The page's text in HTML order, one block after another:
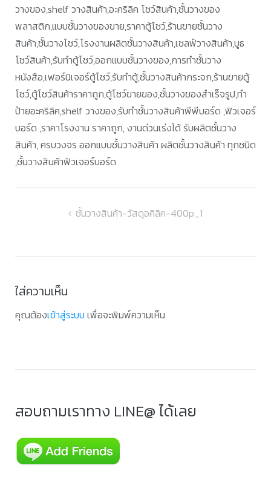
วางของ,shelf วางสินค้า,อะคริลิค โชว์สินค้า,ชั้นวางของ
พลาสติก,แบบชั้นวางของขาย,ราคาตู้โชว์,ร้านขายชั้นวาง
สินค้า,ชั้นวางโชว์,โรงงานผลิตชั้นวางสินค้า,เชลฟ์วางสินค้า,บูธ
โชว์สินค้า,รับทำตู้โชว์,ออกแบบชั้นวางของ,การทำชั้นวาง
หนังสือ,เฟอร์นิเจอร์ตู้โชว์,รับทำตู้,ชั้นวางสินค้ากระจก,ร้านขายตู้
โชว์,ตู้โชว์สินค้าราคาถูก,ตู้โชว์ขายของ,ชั้นวางของสำเร็จรูป,ทำ
ป้ายอะคริลิค,shelf วางของ,รับทำชั้นวางสินค้าพีพีบอร์ด ,ฟิวเจอร์
บอร์ด ,ราคาโรงงาน ราคาถูก, งานด่วนเร่งได้ รับผลิตชั้นวาง
สินค้า, ครบวงจร ออกแบบชั้นวางสินค้า ผลิตชั้นวางสินค้า ทุกชนิด
,ชั้นวางสินค้าฟิวเจอร์บอร์ด
ชั้นวางสินค้า-วัสดุอคิลิค-400p_1
ใส่ความเห็น
คุณต้องเข้าสู่ระบบ เพื่อจะพิมพ์ความเห็น
สอบถามเราทาง LINE@ ได้เลย